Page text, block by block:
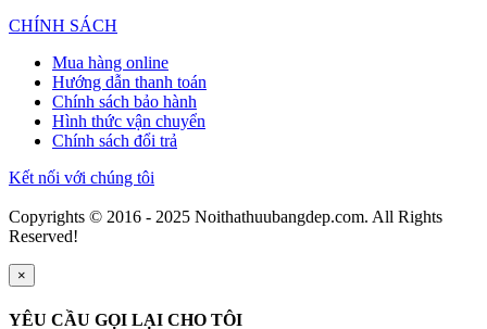
CHÍNH SÁCH
Mua hàng online
Hướng dẫn thanh toán
Chính sách bảo hành
Hình thức vận chuyển
Chính sách đổi trả
Kết nối với chúng tôi
Copyrights © 2016 - 2025 Noithathuubangdep.com. All Rights
Reserved!
×
YÊU CẦU GỌI LẠI CHO TÔI